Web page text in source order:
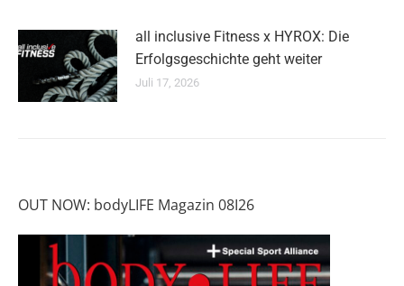
all inclusive Fitness x HYROX: Die
Erfolgsgeschichte geht weiter
Juli 17, 2026
OUT NOW: bodyLIFE Magazin 08I26